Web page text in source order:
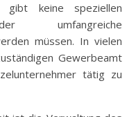
gibt keine speziellen
umfangreiche
müssen. In vielen
Gewerbeamt
tätig zu